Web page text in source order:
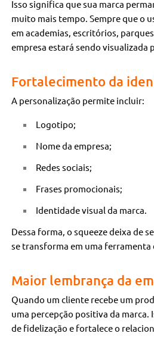
Isso significa que sua marca
muito mais tempo. Sempre que o
em academias, escritórios,
empresa estará sendo visualizada
Fortalecimento da
A personalização permite incluir:
Logotipo;
Nome da empresa;
Redes sociais;
Frases promocionais;
Identidade visual da marca.
Dessa forma, o squeeze deixa de
se transforma em uma ferramenta
Maior lembrança da
Quando um cliente recebe um
uma percepção positiva da marca.
de fidelização e fortalece o